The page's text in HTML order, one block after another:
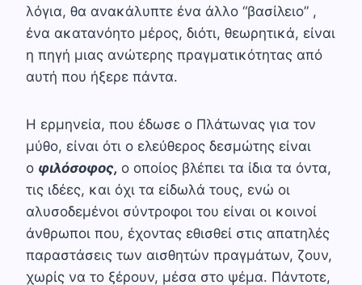
λόγια, θα ανακάλυπτε ένα άλλο “βασίλειο” ,
ένα ακατανόητο μέρος, διότι, θεωρητικά, είναι
η πηγή μιας ανώτερης πραγματικότητας από
αυτή που ήξερε πάντα.
Η ερμηνεία, που έδωσε ο Πλάτωνας για τον
μύθο, είναι ότι ο ελεύθερος δεσμώτης είναι
ο φιλόσοφος, ο οποίος βλέπει τα ίδια τα όντα,
τις ιδέες, και όχι τα είδωλά τους, ενώ οι
αλυσοδεμένοι σύντροφοι του είναι οι κοινοί
άνθρωποι που, έχοντας εθισθεί στις απατηλές
παραστάσεις των αισθητών πραγμάτων, ζουν,
χωρίς να το ξέρουν, μέσα στο ψέμα. Πάντοτε,